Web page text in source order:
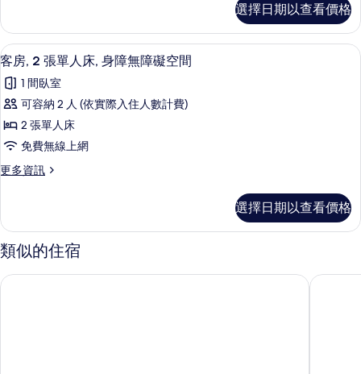
障
礙
空
間
的
所
有
相
房,
身
障
障
礙
間
的
情
選擇日期以查看價格
顯
示
客
房,
2
張
單
床,
身
障
無
客房, 2 張單人床, 身障無障礙空間 |
5
客房, 2 張單人床, 身障無障礙空間
1 間臥室
可容納 2 人 (依實際入住人數計費)
2 張單人床
免費無線上網
更多資訊
更
2
張
單
床,
選擇日期以查看價格
類似的住宿
米蘭AXYHOTELS InnStyle飯店 米蘭垂